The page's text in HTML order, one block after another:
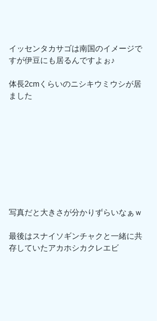
イッセンタカサゴは南国のイメージで
すが伊豆にも居るんですよぉ♪
体長2cmくらいのニシキウミウシが居
ました
写真だと大きさが分かりずらいなぁｗ
最後はスナイソギンチャクと一緒に共
存していたアカホシカクレエビ